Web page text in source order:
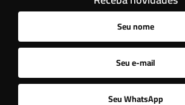
A - Z Z - A Menor Preço
Maior Preço
Mais Acessados
Mais Relevantes
Marcas